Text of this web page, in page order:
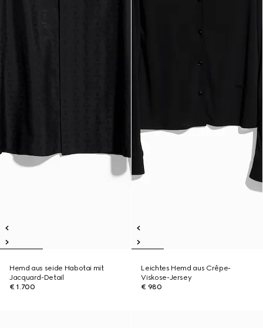
Hemd aus seide Habotai mit
Jacquard-Detail
€ 1.700
Leichtes Hemd aus Crêpe-
Viskose-Jersey
€ 980